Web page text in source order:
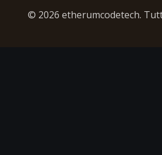
© 2026 etherumcodetech.